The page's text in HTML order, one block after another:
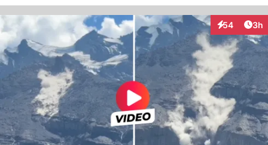
54
Interaktionen
3h